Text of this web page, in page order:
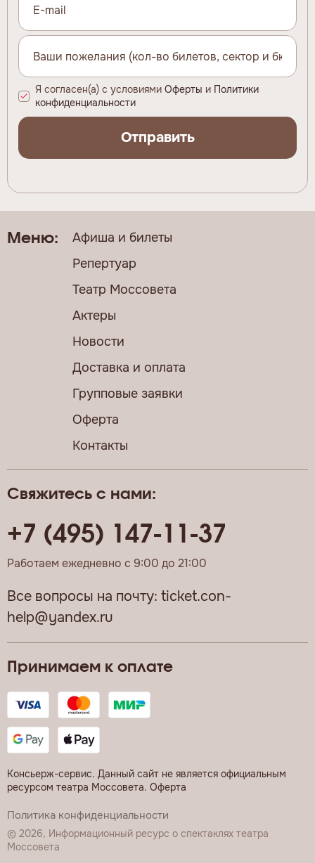
Я согласен(а) с условиями Оферты и Политики
конфиденциальности
Отправить
Принимаем к оплате
Консьерж-сервис. Данный сайт не является официальным
ресурсом театра Моссовета. Оферта
Политика конфиденциальности
© 2026, Информационный ресурс о спектаклях театра
Моссовета
Свяжитесь с нами:
+7 (495) 147-11-37
Работаем ежедневно с 9:00 до 21:00
Все вопросы на почту: ticket.con-
help@yandex.ru
Меню:
Афиша и билеты
Репертуар
Театр Моссовета
Актеры
Новости
Доставка и оплата
Групповые заявки
Оферта
Контакты